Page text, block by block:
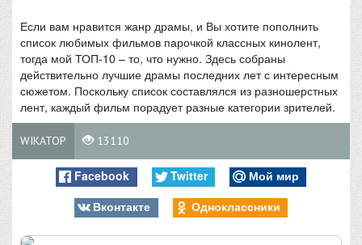
Если вам нравится жанр драмы, и Вы хотите пополнить
список любимых фильмов парочкой классных кинолент,
тогда мой ТОП-10 – то, что нужно. Здесь собраны
действительно лучшие драмы последних лет с интересным
сюжетом. Поскольку список составлялся из разношерстных
лент, каждый фильм порадует разные категории зрителей.
WIKATOP 13110
Facebook Twitter
Мой мир
Вконтакте
Одноклассники